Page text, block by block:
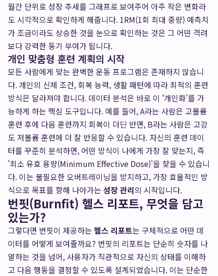
월간 단위로 성장 추세를 그래프로 보여주어 아주 작은 변화라
도 시각적으로 확인하게 해줍니다. 1RM(1회 최대 중량) 예측치
가 조금이라도 상승한 것을 눈으로 확인하는 것은 그 어떤 격려
보다 강력한 동기 부여가 됩니다.
개인 맞춤형 훈련 계획의 시작
모든 사람에게 맞는 완벽한 운동 프로그램은 존재하지 않습니
다. 개인의 신체 조건, 회복 능력, 생활 패턴에 따라 최적의 훈련
방식은 달라져야 합니다. 데이터 분석은 바로 이 '개인화'를 가
능하게 하는 핵심 도구입니다. 예를 들어, A라는 사람은 고볼륨
훈련 후에 다음 훈련까지 회복이 더딘 반면, B라는 사람은 고강
도 저볼륨 훈련에 더 잘 반응할 수 있습니다. 자신의 훈련 데이
터를 꾸준히 분석하면, 어떤 방식이 나에게 가장 잘 맞는지, 즉
'최소 유효 용량(Minimum Effective Dose)'을 찾을 수 있습니
다. 이는 불필요한 오버트레이닝을 방지하고, 가장 효율적인 방
식으로 목표를 향해 나아가는 성장 관리의 시작입니다.
번핏(Burnfit) 헬스 리포트, 무엇을 담고
있는가?
그렇다면 번핏이 제공하는 헬스 리포트는 구체적으로 어떤 데
이터를 어떻게 보여줄까요? 번핏의 리포트는 단순히 숫자를 나
열하는 것을 넘어, 사용자가 직관적으로 자신의 상태를 이해하
고 다음 행동을 결정할 수 있도록 설계되었습니다. 이는 단순한